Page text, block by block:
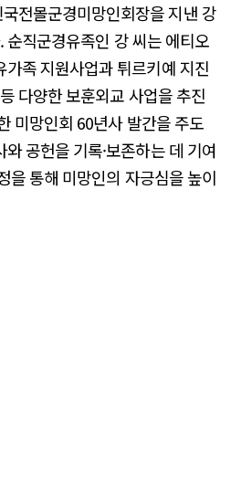
전몰군경미망인회장을 지낸 강
순직군경유족인 강 씨는 에티오
족 지원사업과 튀르키예 지진
다양한 보훈외교 사업을 추진
미망인회 60년사 발간을 주도
공헌을 기록·보존하는 데 기여
을 통해 미망인의 자긍심을 높이